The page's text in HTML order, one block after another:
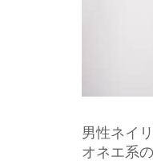
男性ネイ
オネエ系